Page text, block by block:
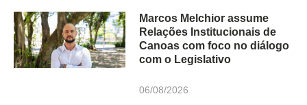
Marcos Melchior assume
Relações Institucionais de
Canoas com foco no diálogo
com o Legislativo
06/08/2026